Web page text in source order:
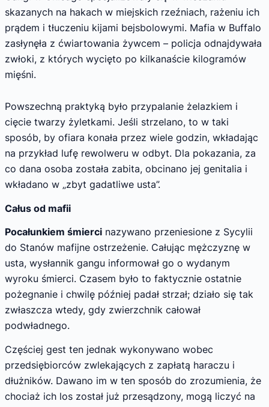
skazanych na hakach w miejskich rzeźniach, rażeniu ich
prądem i tłuczeniu kijami bejsbolowymi. Mafia w Buffalo
zasłynęła z ćwiartowania żywcem – policja odnajdywała
zwłoki, z których wycięto po kilkanaście kilogramów
mięśni.
Powszechną praktyką było przypalanie żelazkiem i
cięcie twarzy żyletkami. Jeśli strzelano, to w taki
sposób, by ofiara konała przez wiele godzin, wkładając
na przykład lufę rewolweru w odbyt. Dla pokazania, za
co dana osoba została zabita, obcinano jej genitalia i
wkładano w „zbyt gadatliwe usta”.
Całus od mafii
Pocałunkiem śmierci nazywano przeniesione z Sycylii
do Stanów mafijne ostrzeżenie. Całując mężczyznę w
usta, wysłannik gangu informował go o wydanym
wyroku śmierci. Czasem było to faktycznie ostatnie
pożegnanie i chwilę później padał strzał; działo się tak
zwłaszcza wtedy, gdy zwierzchnik całował
podwładnego.
Częściej gest ten jednak wykonywano wobec
przedsiębiorców zwlekających z zapłatą haraczu i
dłużników. Dawano im w ten sposób do zrozumienia, że
chociaż ich los został już przesądzony, mogą liczyć na